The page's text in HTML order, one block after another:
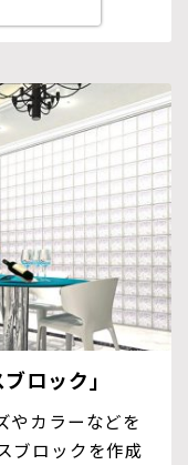
ロック」
やカラーなどを
ブロックを作成